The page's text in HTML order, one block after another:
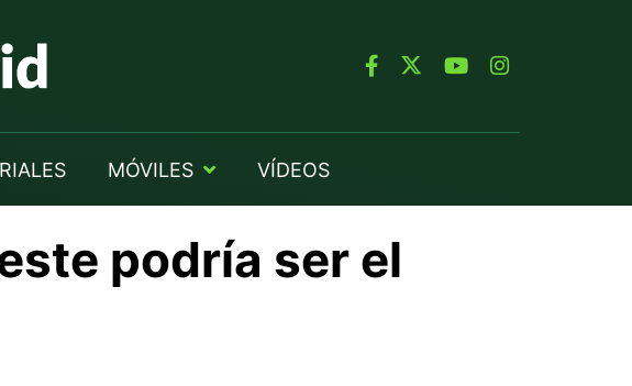
MÓVILES VÍDEOS
podría ser el